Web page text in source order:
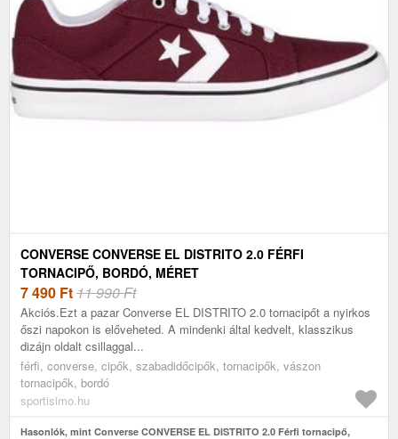
CONVERSE CONVERSE EL DISTRITO 2.0 FÉRFI
TORNACIPŐ, BORDÓ, MÉRET
7 490 Ft11 990 Ft
Akciós.Ezt a pazar Converse EL DISTRITO 2.0 tornacipőt a nyirkos
őszi napokon is előveheted. A mindenki által kedvelt, klasszikus
dizájn oldalt csillaggal...
férfi, converse, cipők, szabadidőcipők, tornacipők, vászon
tornacipők, bordó
sportisimo.hu
Hasonlók, mint Converse CONVERSE EL DISTRITO 2.0 Férfi tornacipő,